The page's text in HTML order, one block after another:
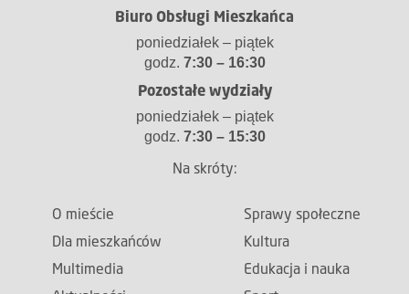
Biuro Obsługi Mieszkańca
poniedziałek – piątek
godz. 7:30 – 16:30
Pozostałe wydziały
poniedziałek – piątek
godz. 7:30 – 15:30
Na skróty:
O mieście
Dla mieszkańców
Multimedia
Sprawy społeczne
Kultura
Edukacja i nauka